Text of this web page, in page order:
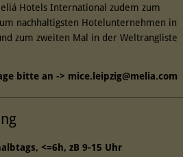
Hotels International zudem zum
nachhaltigsten Hotelunternehmen in
zum zweiten Mal in der Weltrangliste
bitte an -> mice.leipzig@melia.com
<=6h, zB 9-15 Uhr